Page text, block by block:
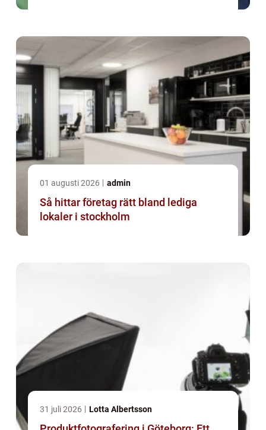
01 augusti 2026 admin
Så hittar företag rätt bland lediga
lokaler i stockholm
31 juli 2026 Lotta Albertsson